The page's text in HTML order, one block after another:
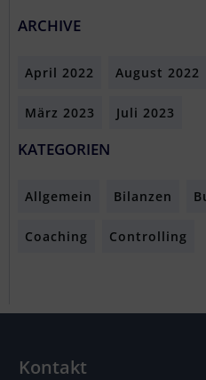
ARCHIVE
April 2022 August 2022
März 2023 Juli 2023
KATEGORIEN
Allgemein Bilanzen
Coaching Controlling
Kontakt